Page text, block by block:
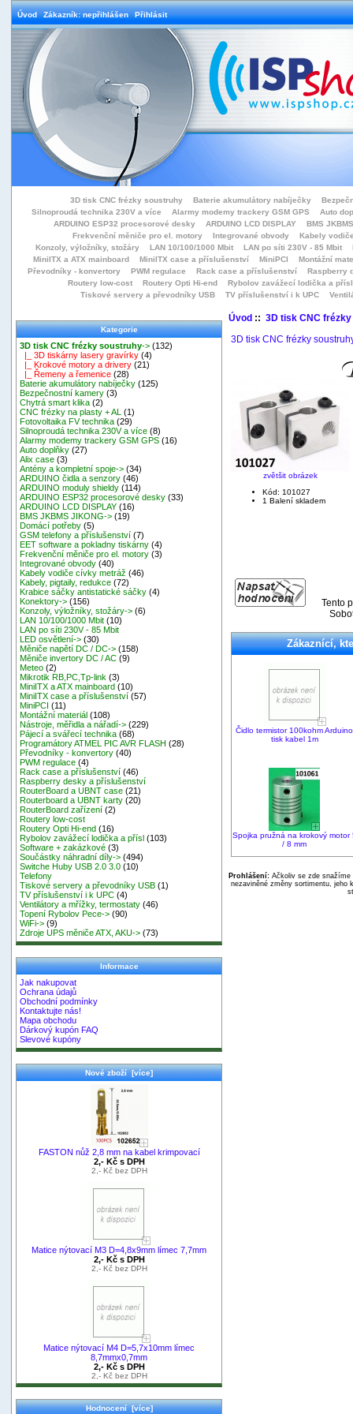
Úvod Zákazník: nepřihlášen Přihlásit
3D tisk CNC frézky soustruhy Baterie akumulátory nabíječky
Silnoproudá technika 230V a více
Alarmy modemy trackery GSM GPS
Auto
ARDUINO ESP32 procesorové desky
ARDUINO LCD DISPLAY
BMS
Frekvenční měniče pro el. motory
Integrované obvody
Kabely
Konzoly, výložníky, stožáry
LAN 10/100/1000 Mbit LAN po síti 230V - 85 Mbit
MiniITX a ATX mainboard
MiniITX case a příslušenství MiniPCI
Montážní
Převodníky - konvertory
PWM regulace Rack case a příslušenství
Raspberry
Routery low-cost
Routery Opti Hi-end
Rybolov zavážecí lodička a přísl
Tiskové servery a převodníky USB
TV příslušenství i k UPC
Kategorie
3D tisk CNC frézky soustruhy-> (132)
|_ 3D tiskárny lasery gravírky (4)
|_ Krokové motory a drivery (21)
|_ Řemeny a řemenice (28)
Baterie akumulátory nabíječky (125)
Bezpečnostní kamery (3)
Chytrá smart klika (2)
CNC frézky na plasty + AL
(1)
Fotovoltaika FV technika (29)
Silnoproudá technika 230V a více (8)
Alarmy modemy trackery GSM GPS (16)
Auto doplňky (27)
Alix case (3)
Antény a kompletní spoje-> (34)
ARDUINO čidla a senzory (46)
ARDUINO moduly shieldy (114)
ARDUINO ESP32 procesorové desky (33)
ARDUINO LCD DISPLAY (16)
BMS JKBMS JIKONG-> (19)
Domácí potřeby (5)
GSM telefony a příslušenství (7)
EET software a pokladny tiskárny (4)
Frekvenční měniče pro el. motory (3)
Integrované obvody (40)
Kabely vodiče cívky metráž (46)
Kabely, pigtaily, redukce (72)
Krabice sáčky antistatické sáčky (4)
Konektory-> (156)
Konzoly, výložníky, stožáry-> (6)
LAN 10/100/1000 Mbit (10)
LAN po síti 230V - 85 Mbit
LED osvětlení-> (30)
Měniče napětí DC / DC-> (158)
Měniče invertory DC / AC (9)
Meteo (2)
Mikrotik RB,PC,Tp-link (3)
MiniITX a ATX mainboard (10)
MiniITX case a příslušenství (57)
MiniPCI (11)
Montážní materiál (108)
Nástroje, měřidla a nářadí-> (229)
Pájecí a svářecí technika (68)
Programátory ATMEL PIC AVR FLASH (28)
Převodníky - konvertory (40)
PWM regulace (4)
Rack case a příslušenství (46)
Raspberry desky a příslušenství
RouterBoard a UBNT case (21)
Routerboard a UBNT karty (20)
RouterBoard zařízení (2)
Routery low-cost
Routery Opti Hi-end (16)
Rybolov zavážecí lodička a přísl (103)
Software + zakázkové (3)
Součástky náhradní díly-> (494)
Switche Huby USB 2.0 3.0 (10)
Telefony
Tiskové servery a převodníky USB (1)
TV příslušenství i k UPC (4)
Ventilátory a mřížky, termostaty (46)
Topení Rybolov Pece-> (90)
WiFi-> (9)
Zdroje UPS měniče ATX, AKU-> (73)
Informace
Jak nakupovat
Ochrana údajů
Obchodní podmínky
Kontaktujte nás!
Mapa obchodu
Dárkový kupón FAQ
Slevové kupóny
Nové zboží [více]
FASTON nůž 2,8 mm na kabel krimpovací
2,- Kč s DPH
2,- Kč bez DPH
Matice nýtovací M3 D=4,8x9mm límec 7,7mm
2,- Kč s DPH
2,- Kč bez DPH
Matice nýtovací M4 D=5,7x10mm límec
8,7mmx0,7mm
2,- Kč s DPH
2,- Kč bez DPH
Hodnocení [více]
Úvod:: 3D tisk CNC
3D tisk CNC frézky
zvětšit obrázek
Kód: 101027
1 Balení skladem
Tento
Zákaznící,
Čidlo termistor 100kohm Arduino
tisk kabel 1m
Spojka pružná na krokový motor
/ 8 mm
Prohlášení:Ačkoliv se zde snažíme
nezaviněné změny sortimentu, jeho